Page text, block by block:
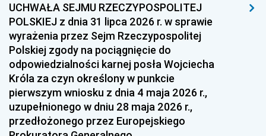
UCHWAŁA SEJMU RZECZYPOSPOLITEJ
POLSKIEJ z dnia 31 lipca 2026 r. w sprawie
wyrażenia przez Sejm Rzeczypospolitej
Polskiej zgody na pociągnięcie do
odpowiedzialności karnej posła Wojciecha
Króla za czyn określony w punkcie
pierwszym wniosku z dnia 4 maja 2026 r.,
uzupełnionego w dniu 28 maja 2026 r.,
przedłożonego przez Europejskiego